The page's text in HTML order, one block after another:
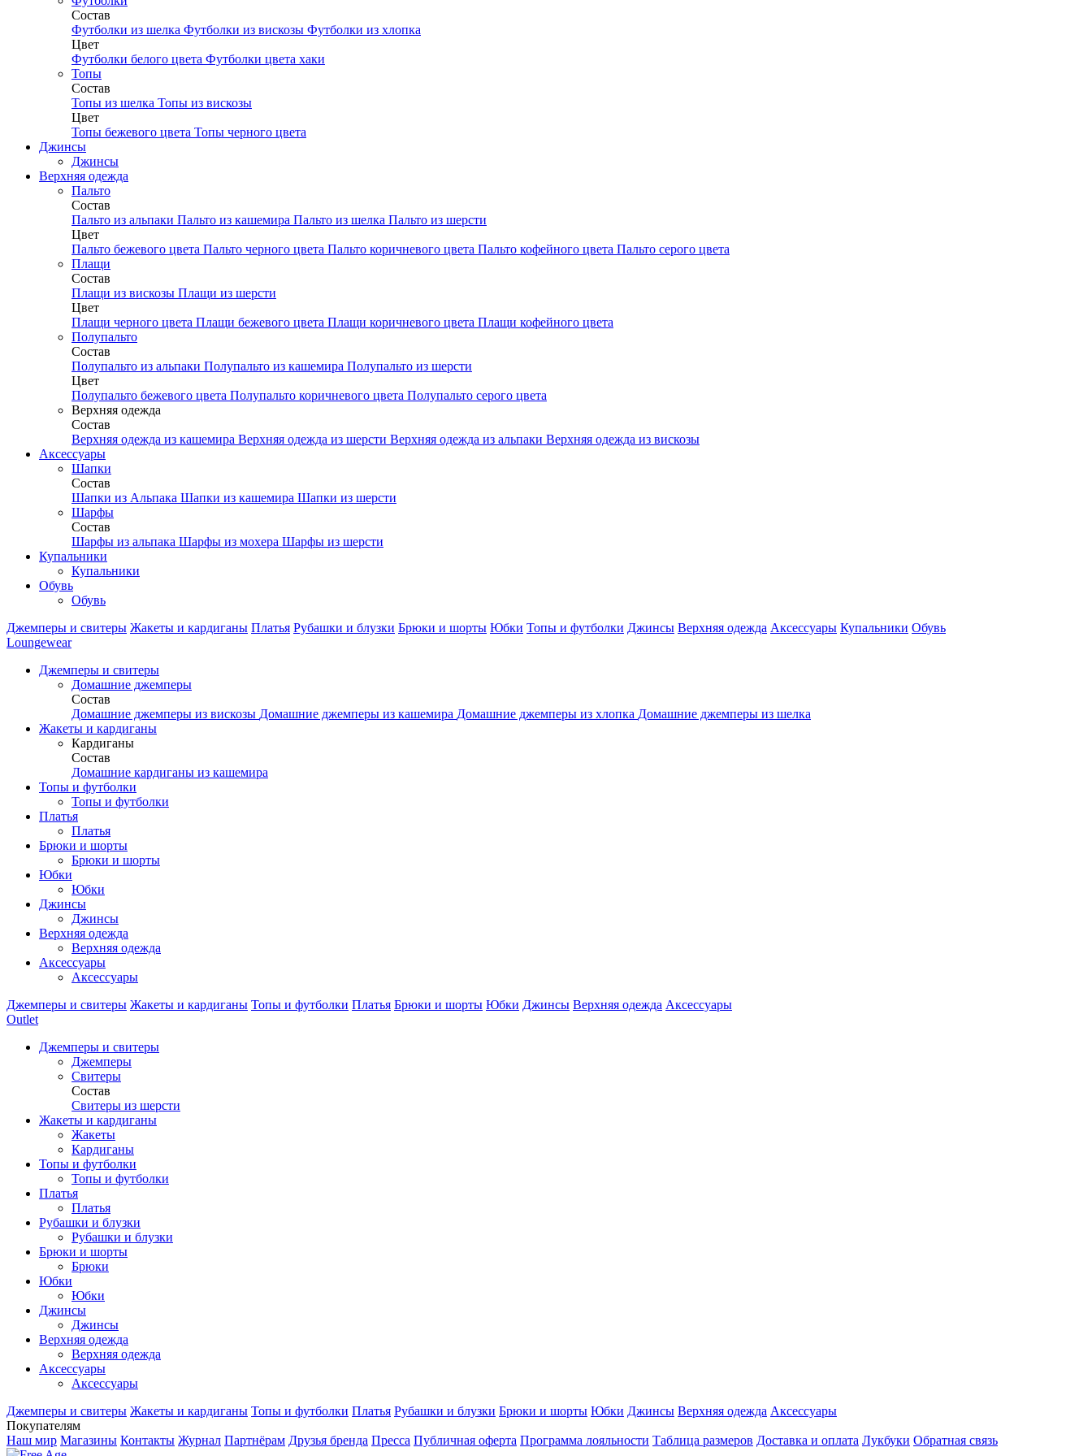
Состав
Футболки из шелка Футболки из вискозы Футболки из хлопка
Цвет
Футболки белого цвета Футболки цвета хаки
Топы
Состав
Топы из шелка Топы из вискозы
Цвет
Топы бежевого цвета Топы черного цвета
Джинсы
Джинсы
Верхняя одежда
Пальто
Состав
Пальто из альпаки Пальто из кашемира Пальто из шелка Пальто из шерсти
Цвет
Пальто бежевого цвета Пальто черного цвета Пальто коричневого цвета Пальто кофейного цвета Пальто серого цвета
Плащи
Состав
Плащи из вискозы Плащи из шерсти
Цвет
Плащи черного цвета Плащи бежевого цвета Плащи коричневого цвета Плащи кофейного цвета
Полупальто
Состав
Полупальто из альпаки Полупальто из кашемира Полупальто из шерсти
Цвет
Полупальто бежевого цвета Полупальто коричневого цвета Полупальто серого цвета
Верхняя одежда
Состав
Верхняя одежда из кашемира Верхняя одежда из шерсти Верхняя одежда из альпаки Верхняя одежда из вискозы
Аксесcуары
Шапки
Состав
Шапки из Альпака Шапки из кашемира Шапки из шерсти
Шарфы
Состав
Шарфы из альпака Шарфы из мохера Шарфы из шерсти
Купальники
Купальники
Обувь
Обувь
Джемперы и свитеры Жакеты и кардиганы Платья Рубашки и блузки Брюки и шорты Юбки Топы и футболки Джинсы Верхняя одежда Аксесcуары Купальники Обувь
Loungewear
Джемперы и свитеры
Домашние джемперы
Состав
Домашние джемперы из вискозы Домашние джемперы из кашемира Домашние джемперы из хлопка Домашние джемперы из шелка
Жакеты и кардиганы
Кардиганы
Состав
Домашние кардиганы из кашемира
Топы и футболки
Топы и футболки
Платья
Платья
Брюки и шорты
Брюки и шорты
Юбки
Юбки
Джинсы
Джинсы
Верхняя одежда
Верхняя одежда
Аксессуары
Аксессуары
Джемперы и свитеры Жакеты и кардиганы Топы и футболки Платья Брюки и шорты Юбки Джинсы Верхняя одежда Аксессуары
Outlet
Джемперы и свитеры
Джемперы
Свитеры
Состав
Свитеры из шерсти
Жакеты и кардиганы
Жакеты
Кардиганы
Топы и футболки
Топы и футболки
Платья
Платья
Рубашки и блузки
Рубашки и блузки
Брюки и шорты
Брюки
Юбки
Юбки
Джинсы
Джинсы
Верхняя одежда
Верхняя одежда
Аксесcуары
Аксесcуары
Джемперы и свитеры Жакеты и кардиганы Топы и футболки Платья Рубашки и блузки Брюки и шорты Юбки Джинсы Верхняя одежда Аксесcуары
Покупателям
Наш мир Магазины Контакты Журнал Партнёрам Друзья бренда Пресса Публичная оферта Программа лояльности Таблица размеров Доставка и оплата Лукбуки Обратная связь